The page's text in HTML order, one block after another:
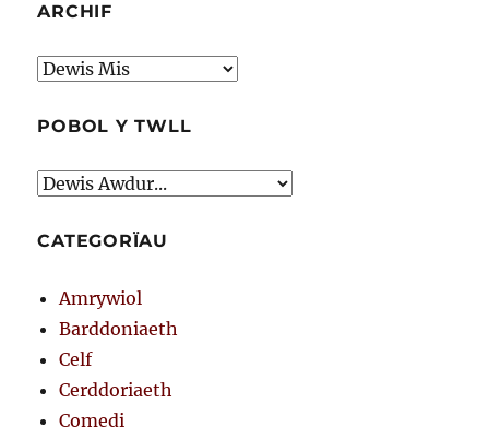
ARCHIF
Archif
POBOL Y TWLL
CATEGORÏAU
Amrywiol
Barddoniaeth
Celf
Cerddoriaeth
Comedi